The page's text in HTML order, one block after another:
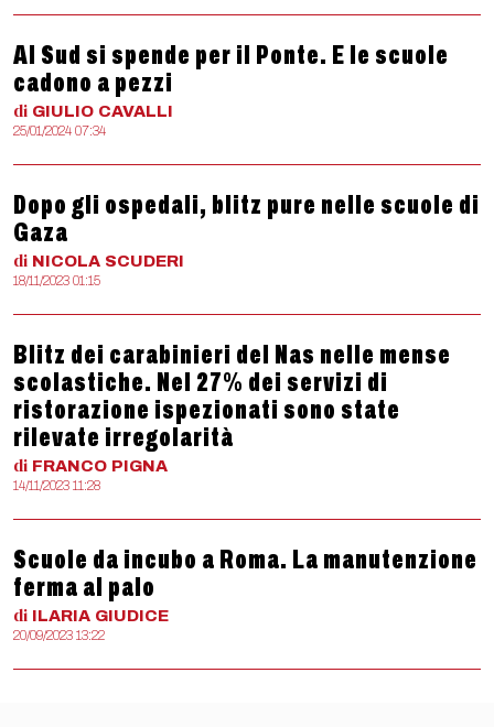
Al Sud si spende per il Ponte. E le scuole
cadono a pezzi
di GIULIO CAVALLI
25/01/2024 07:34
Dopo gli ospedali, blitz pure nelle scuole di
Gaza
di NICOLA SCUDERI
18/11/2023 01:15
Blitz dei carabinieri del Nas nelle mense
scolastiche. Nel 27% dei servizi di
ristorazione ispezionati sono state
rilevate irregolarità
di FRANCO PIGNA
14/11/2023 11:28
Scuole da incubo a Roma. La manutenzione
ferma al palo
di ILARIA GIUDICE
20/09/2023 13:22